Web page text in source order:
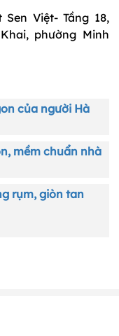
Việt- Tầng 18,
phường Minh
của người Hà
mềm chuẩn nhà
rụm, giòn tan